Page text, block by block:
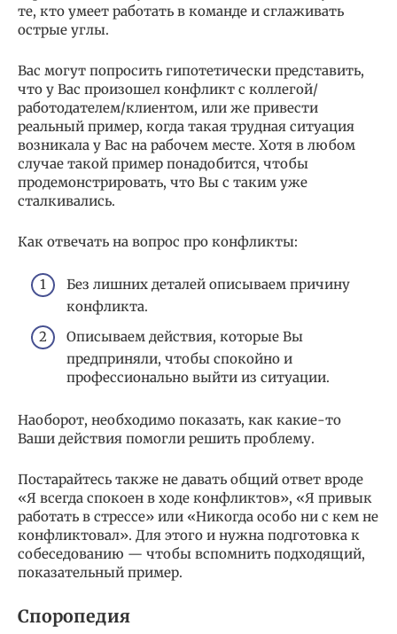
те, кто умеет работать в команде и сглаживать
острые углы.
Вас могут попросить гипотетически представить,
что у Вас произошел конфликт с коллегой/
работодателем/клиентом, или же привести
реальный пример, когда такая трудная ситуация
возникала у Вас на рабочем месте. Хотя в любом
случае такой пример понадобится, чтобы
продемонстрировать, что Вы с таким уже
сталкивались.
Как отвечать на вопрос про конфликты:
Без лишних деталей описываем причину
конфликта.
Описываем действия, которые Вы
предприняли, чтобы спокойно и
профессионально выйти из ситуации.
Наоборот, необходимо показать, как какие-то
Ваши действия помогли решить проблему.
Постарайтесь также не давать общий ответ вроде
«Я всегда спокоен в ходе конфликтов», «Я привык
работать в стрессе» или «Никогда особо ни с кем не
конфликтовал». Для этого и нужна подготовка к
собеседованию — чтобы вспомнить подходящий,
показательный пример.
Споропедия